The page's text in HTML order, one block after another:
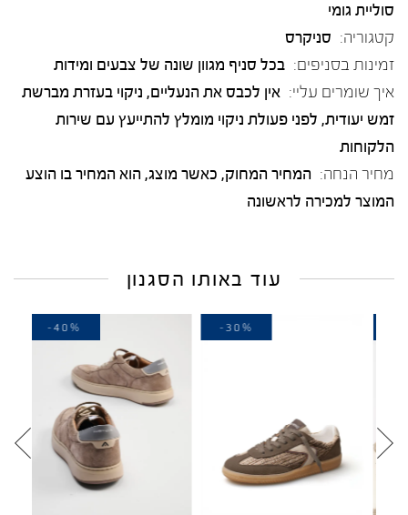
סוליית גומי
קטגוריה: סניקרס
זמינות בסניפים: בכל סניף מגוון שונה של צבעים ומידות
איך שומרים עליי: אין לכבס את הנעליים, ניקוי בעזרת מברשת
זמש יעודית, לפני פעולת ניקוי מומלץ להתייעץ עם שירות
הלקוחות
מחיר הנחה: המחיר המחוק, כאשר מוצג, הוא המחיר בו הוצע
המוצר למכירה לראשונה
עוד באותו הסגנון
-30%
-40%